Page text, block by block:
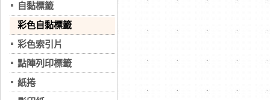
自黏標籤
彩色自黏標籤
彩色索引片
點陣列印標籤
紙捲